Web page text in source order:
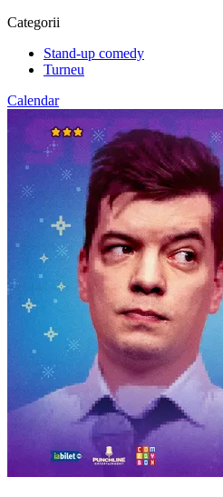
Categorii
Stand-up comedy
Turneu
Calendar